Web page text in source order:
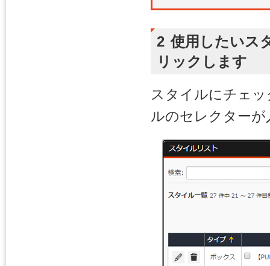
2 使用したいス
リックします
スタイルにチェ
ルのセレクター